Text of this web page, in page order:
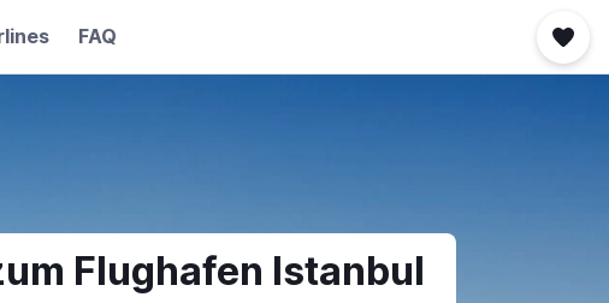
FAQ
Flughafen Istanbul